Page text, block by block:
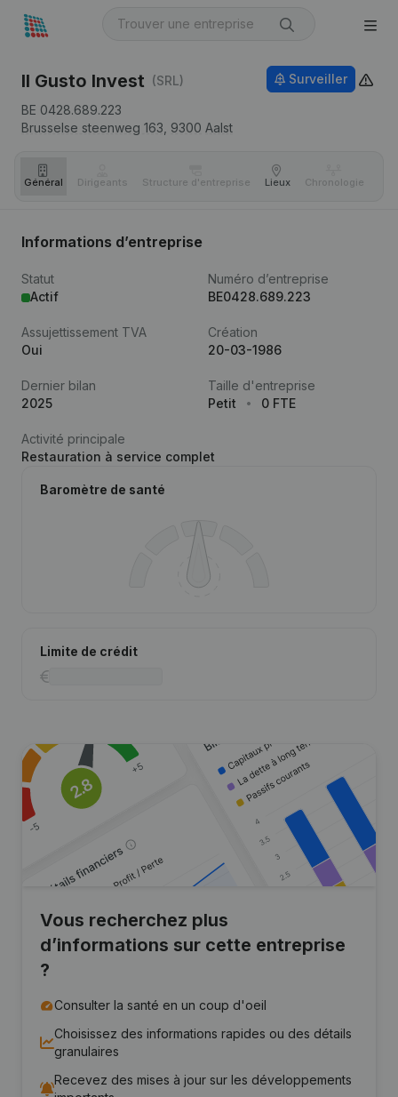
Il Gusto Invest (SRL)
BE 0428.689.223
Brusselse steenweg 163, 9300 Aalst
Surveiller
Général Dirigeants Structure d'entreprise Lieux Chronologie
Informations d’entreprise
Statut
Actif
Numéro d’entreprise
BE0428.689.223
Assujettissement TVA
Oui
Création
20-03-1986
Dernier bilan
2025
Taille d'entreprise
Petit
0 FTE
Activité principale
Restauration à service complet
Baromètre de santé
Limite de crédit
Vous recherchez plus
d’informations sur cette entreprise
?
Consulter la santé en un coup d'oeil
Choisissez des informations rapides ou des détails
granulaires
Recevez des mises à jour sur les développements